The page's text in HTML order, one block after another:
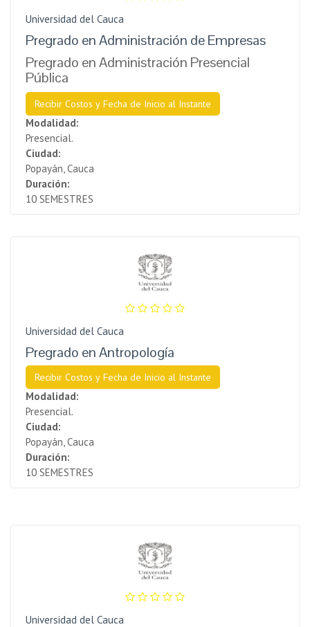
Universidad del Cauca
Pregrado en Administración de Empresas
Pregrado en Administración Presencial
Pública
Recibir Costos y Fecha de Inicio al Instante
Modalidad:
Presencial.
Ciudad:
Popayán, Cauca
Duración:
10 SEMESTRES
Universidad del Cauca
Pregrado en Antropología
Recibir Costos y Fecha de Inicio al Instante
Modalidad:
Presencial.
Ciudad:
Popayán, Cauca
Duración:
10 SEMESTRES
Universidad del Cauca